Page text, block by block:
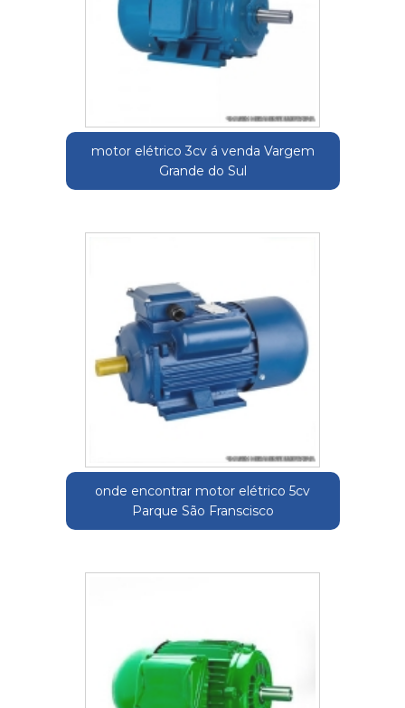
motor elétrico 3cv á venda Vargem
Grande do Sul
onde encontrar motor elétrico 5cv
Parque São Franscisco